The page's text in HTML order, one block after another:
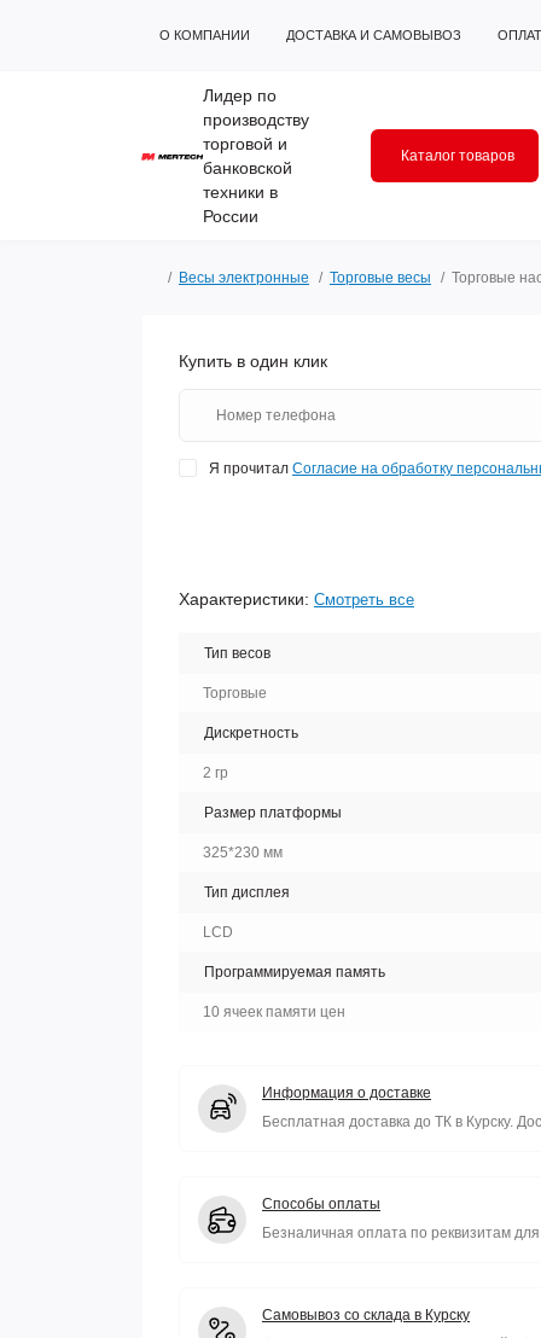
О КОМПАНИИ ДОСТАВКА И САМОВЫВОЗ
Лидер по
производству
торговой и
банковской
техники в
России
Каталог товаров
Весы электронные Торговые весы Торговые
Купить в один клик
Я прочитал Согласие на обработку
Характеристики: Смотреть все
Тип весов
Торговые
Дискретность
2 гр
Размер платформы
325*230 мм
Тип дисплея
LCD
Программируемая память
10 ячеек памяти цен
Информация о доставке
Бесплатная доставка до ТК в Курску.
Способы оплаты
Безналичная оплата по реквизитам
Самовывоз со склада в Курску